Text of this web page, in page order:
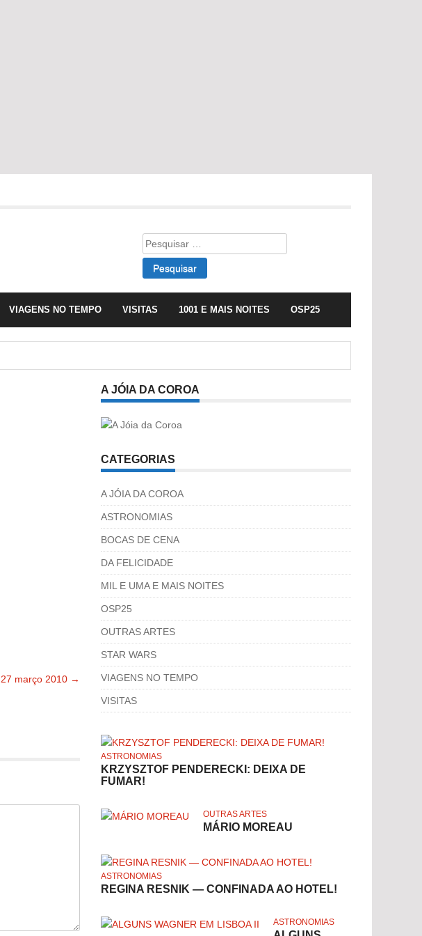
Pesquisar
por:
VIAGENS NO TEMPO VISITAS 1001 E MAIS NOITES OSP25
27 março 2010 →
A JÓIA DA COROA
CATEGORIAS
A JÓIA DA COROA
ASTRONOMIAS
BOCAS DE CENA
DA FELICIDADE
MIL E UMA E MAIS NOITES
OSP25
OUTRAS ARTES
STAR WARS
VIAGENS NO TEMPO
VISITAS
ASTRONOMIAS
KRZYSZTOF PENDERECKI: DEIXA DE
FUMAR!
OUTRAS ARTES
MÁRIO MOREAU
ASTRONOMIAS
REGINA RESNIK — CONFINADA AO HOTEL!
ASTRONOMIAS